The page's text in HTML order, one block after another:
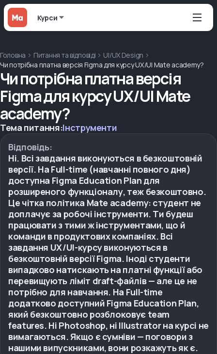
Курси
Головна Питання та відповіді
UI/UX Design
Чи потрібна платна версія Figma для курсу UX/UI Mate academy?
Чи потрібна платна версія
Figma для курсу UX/UI Mate
academy?
Тема питання:Інструменти
Відповідь:
Ні. Всі завдання виконуються в безкоштовній
версії. На Full-time (навчанні повного дня)
доступна Figma Education Plan для
розширеного функціоналу, теж безкоштовно.
Це чітка політика Mate academy: студент не
доплачує за робочі інструменти. Ти будеш
працювати з тими ж інструментами, що й
команди в продуктових компаніях. Всі
завдання UX/UI-курсу виконуються в
безкоштовній версії Figma. Іноді студенти
випадково натискають на платні функції або
перевищують ліміт draft-файлів — але це не
потрібно для навчання. На Full-time
додатково доступний Figma Education Plan,
який безкоштовно розблоковує team
features. Ні Photoshop, ні Illustrator на курсі не
вимагаються. Якщо є сумніви — поговори з
нашими випускниками, вони розкажуть як є.